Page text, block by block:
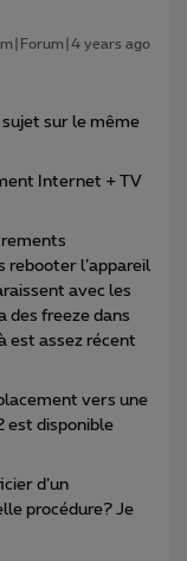
years ago
sujet sur le même
Internet + TV
rebooter l’appareil
avec les
des freeze dans
est assez récent
vers une
est disponible
d’un
procédure? Je